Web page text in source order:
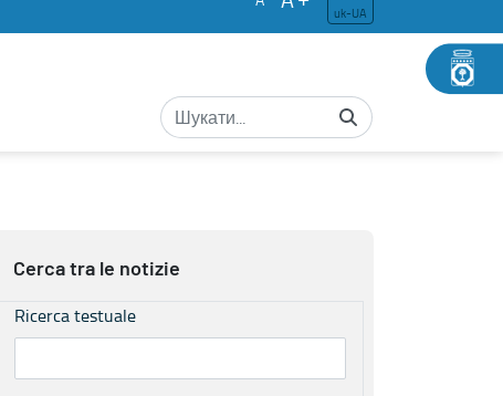
uk-UA
Cerca tra le notizie
Ricerca testuale